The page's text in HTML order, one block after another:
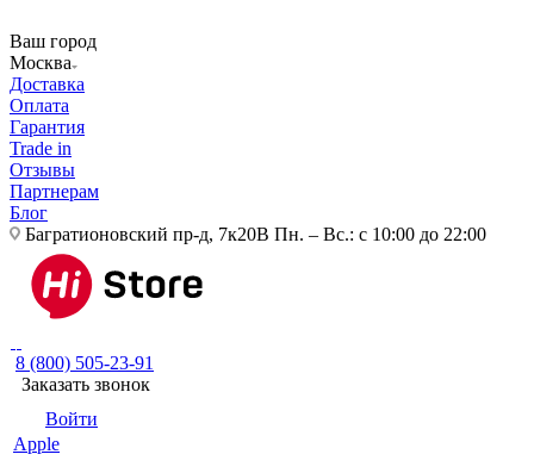
Ваш город
Москва
Доставка
Оплата
Гарантия
Trade in
Отзывы
Партнерам
Блог
Багратионовский пр-д, 7к20В Пн. – Вс.: с 10:00 до 22:00
8 (800) 505-23-91
Заказать звонок
Войти
Apple